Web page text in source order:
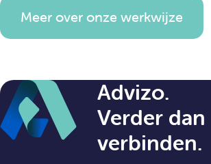
Meer over onze werkwijze
Advizo.
Verder dan
verbinden.